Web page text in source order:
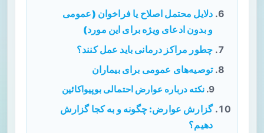
دلایل محتمل اصلاح یا فراخوان (عمومی
و بدون ادعای ویژه برای این مورد)
چطور مراکز درمانی باید عمل کنند؟
توصیه‌های عمومی برای بیماران
نکته درباره عوارض احتمالی بوپیواکائین
گزارش عوارض: چگونه و به کجا گزارش
دهیم؟